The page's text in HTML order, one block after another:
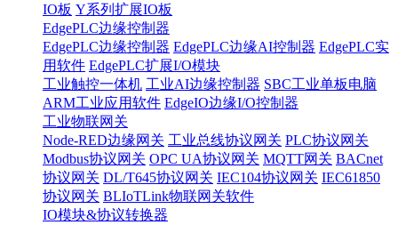
IO板 Y系列扩展IO板
EdgePLC边缘控制器
EdgePLC边缘控制器 EdgePLC边缘AI控制器 EdgePLC实
用软件 EdgePLC扩展I/O模块
工业触控一体机 工业AI边缘控制器 SBC工业单板电脑
ARM工业应用软件 EdgeIO边缘I/O控制器
工业物联网关
Node-RED边缘网关 工业总线协议网关 PLC协议网关
Modbus协议网关 OPC UA协议网关 MQTT网关 BACnet
协议网关 DL/T645协议网关 IEC104协议网关 IEC61850
协议网关 BLIoTLink物联网关软件
IO模块&协议转换器